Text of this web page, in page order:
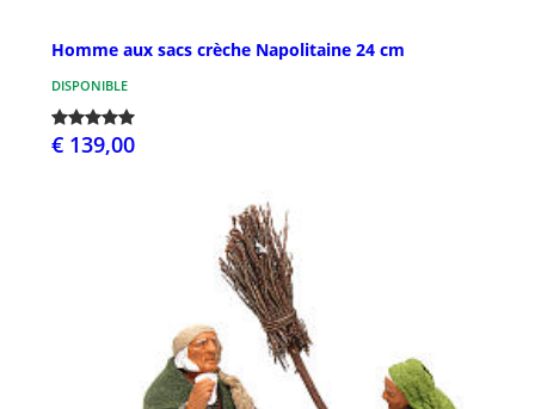
Homme aux sacs crèche Napolitaine 24 cm
DISPONIBLE
€ 139,00